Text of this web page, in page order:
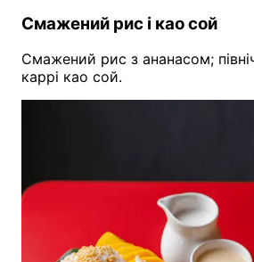
Смажений рис і као сой
Смажений рис з ананасом;
каррі као сой.